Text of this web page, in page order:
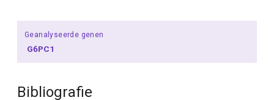
Geanalyseerde genen
G6PC1
Bibliografie